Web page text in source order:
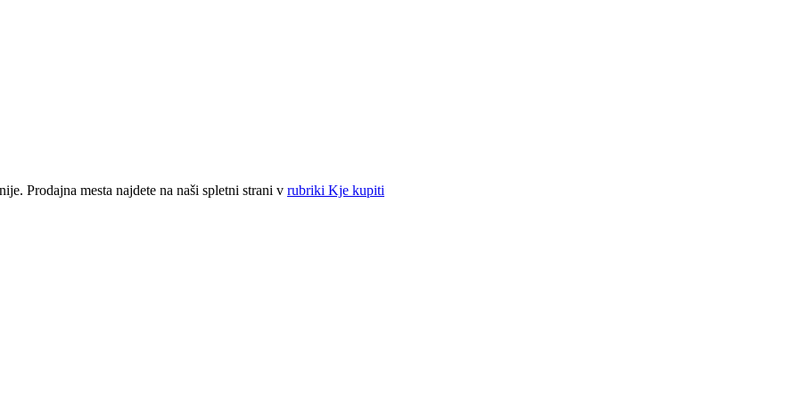
Prodajna mesta najdete na naši spletni strani v rubriki Kje kupiti